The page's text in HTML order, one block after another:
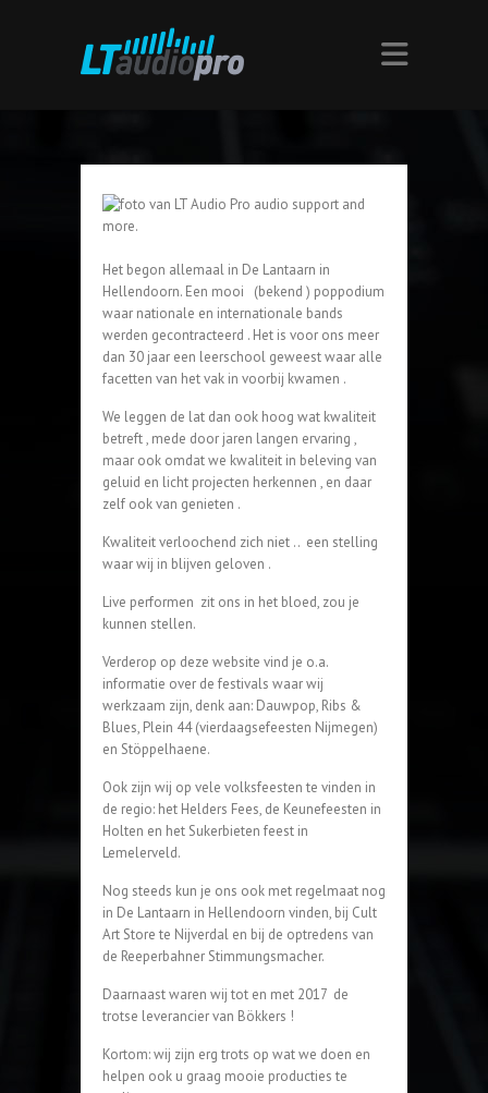
Het begon allemaal in De Lantaarn in
Hellendoorn. Een mooi (bekend ) poppodium
waar nationale en internationale bands
werden gecontracteerd . Het is voor ons meer
dan 30 jaar een leerschool geweest waar alle
facetten van het vak in voorbij kwamen .
We leggen de lat dan ook hoog wat kwaliteit
betreft , mede door jaren langen ervaring ,
maar ook omdat we kwaliteit in beleving van
geluid en licht projecten herkennen , en daar
zelf ook van genieten .
Kwaliteit verloochend zich niet .. een stelling
waar wij in blijven geloven .
Live performen zit ons in het bloed, zou je
kunnen stellen.
Verderop op deze website vind je o.a.
informatie over de festivals waar wij
werkzaam zijn, denk aan: Dauwpop, Ribs &
Blues, Plein 44 (vierdaagsefeesten Nijmegen)
en Stöppelhaene.
Ook zijn wij op vele volksfeesten te vinden in
de regio: het Helders Fees, de Keunefeesten in
Holten en het Sukerbieten feest in
Lemelerveld.
Nog steeds kun je ons ook met regelmaat nog
in De Lantaarn in Hellendoorn vinden, bij Cult
Art Store te Nijverdal en bij de optredens van
de Reeperbahner Stimmungsmacher.
Daarnaast waren wij tot en met 2017 de
trotse leverancier van Bökkers !
Kortom: wij zijn erg trots op wat we doen en
helpen ook u graag mooie producties te